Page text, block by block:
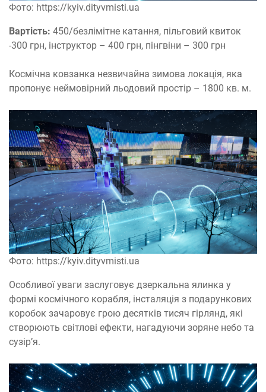
Фото: https://kyiv.dityvmisti.ua
Вартість: 450/безлімітне катання, пільговий квиток
-300 грн, інструктор – 400 грн, пінгвіни – 300 грн
Космічна ковзанка незвичайна зимова локація, яка
пропонує неймовірний льодовий простір – 1800 кв. м.
Фото: https://kyiv.dityvmisti.ua
Особливої уваги заслуговує дзеркальна ялинка у
формі космічного корабля, інсталяція з подарункових
коробок зачаровує грою десятків тисяч гірлянд, які
створюють світлові ефекти, нагадуючи зоряне небо та
сузір’я.